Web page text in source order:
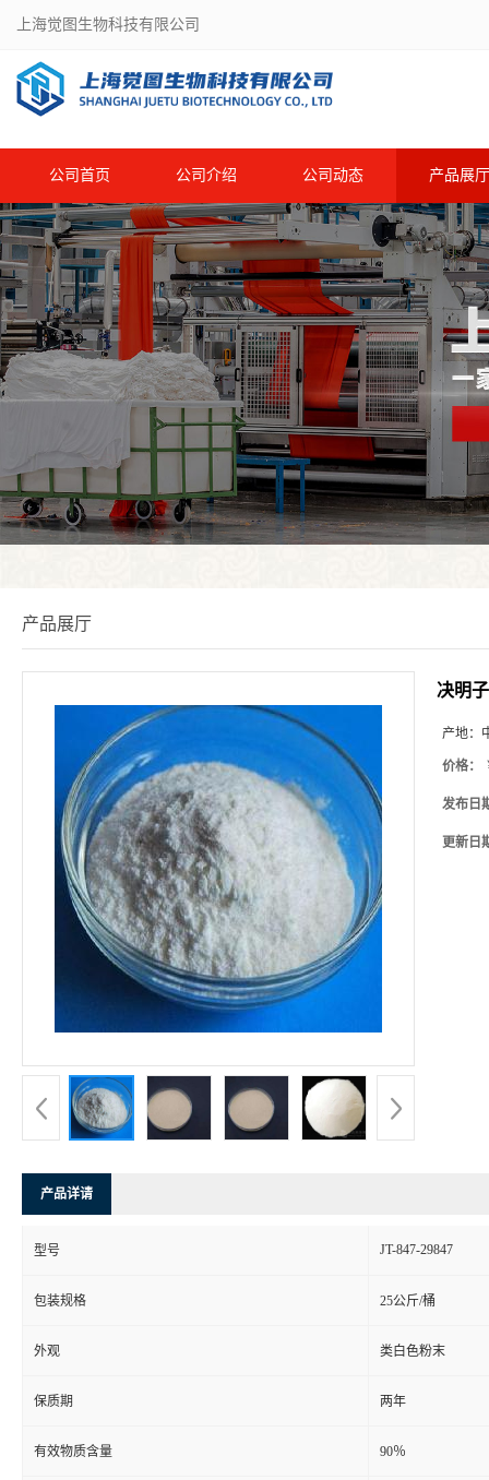
上海觉图生物科技有限公司
公司首页 公司介绍 公司动态 产品展厅
产品展厅
决明
产地：
价格：
发布日
更新日
产品详请
型号 JT-847-29847
包装规格 25公斤/桶
外观 类白色粉末
保质期 两年
有效物质含量 90％